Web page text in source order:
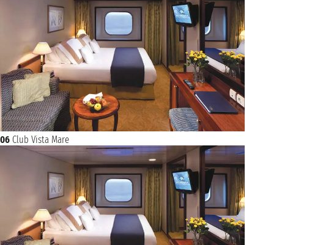
06 Club Vista Mare